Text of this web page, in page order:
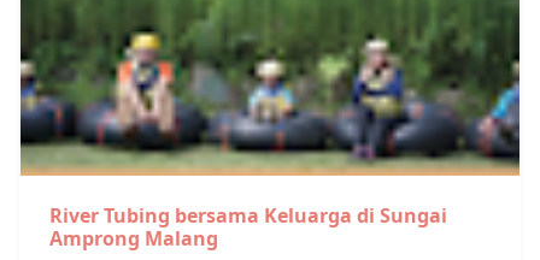
River Tubing bersama Keluarga di Sungai
Amprong Malang